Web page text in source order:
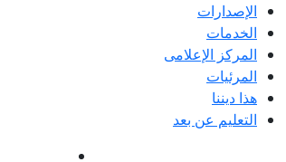
الإصدارات
الخدمات
المركز الإعلامى
المرئيات
هذا ديننا
التعليم عن بعد